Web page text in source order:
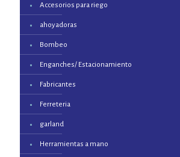
Accesorios para riego
ahoyadoras
Bombeo
Enganches/ Estacionamiento
Fabricantes
Ferreteria
garland
Herramientas a mano